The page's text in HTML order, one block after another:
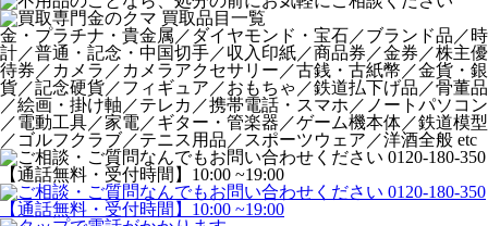
金・プラチナ・貴金属／ダイヤモンド・宝石／ブランド品／時
計／普通・記念・中国切手／収入印紙／商品券／金券／株主優
待券／カメラ／カメラアクセサリー／古銭・古紙幣／金貨・銀
貨／記念硬貨／フィギュア／おもちゃ／鉄道払下げ品／骨董品
／絵画・掛け軸／テレカ／携帯電話・スマホ／ノートパソコン
／電動工具／家電／ギター・管楽器／ゲーム機本体／鉄道模型
／ゴルフクラブ／テニス用品／スポーツウェア／洋酒全般 etc